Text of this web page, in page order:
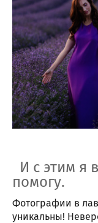
И с этим я
помогу.
Фотографии в
уникальны!